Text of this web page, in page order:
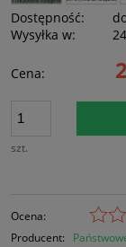
Dostępność:
Wysyłka w:
Cena:
szt.
Ocena:
Producent: